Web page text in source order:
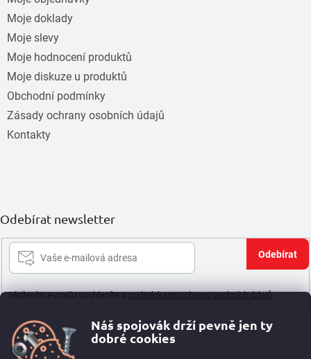
Náš spojovák drží pevně jen ty
dobré cookies
Moje doklady
Moje slevy
Moje hodnocení produktů
Moje diskuze u produktů
Obchodní podmínky
Zásady ochrany osobních údajů
Kontakty
Odebírat newsletter
Vložením e-mailu souhlasíte spodmínkami ochrany osobních údajů
se